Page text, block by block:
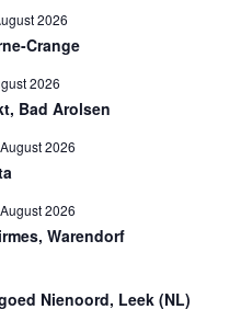
2026
Crange
2026
Bad Arolsen
2026
2026
Warendorf
Nienoord, Leek (NL)